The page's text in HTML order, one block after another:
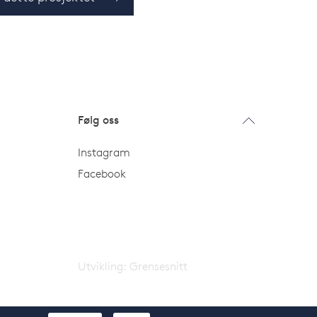
Følg oss
Instagram
Facebook
Utvikling: Grensesnitt